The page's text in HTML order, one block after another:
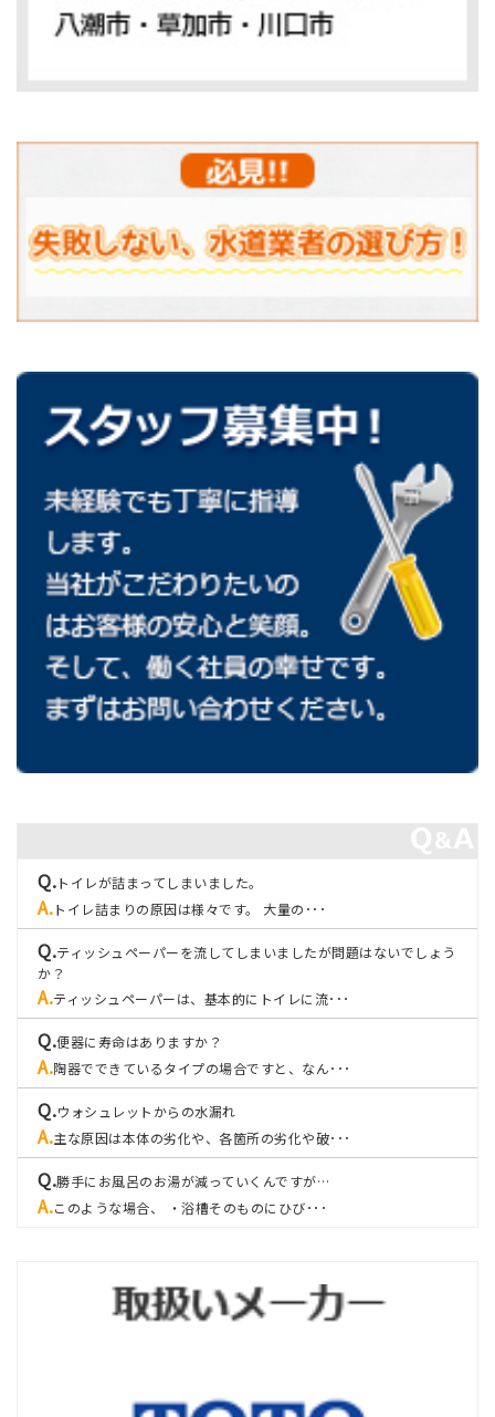
トイレが詰まってしまいました。
トイレ詰まりの原因は様々です。 大量の･･･
ティッシュペーパーを流してしまいましたが問題はないでしょう
か？
ティッシュペーパーは、基本的にトイレに流･･･
便器に寿命はありますか？
陶器でできているタイプの場合ですと、なん･･･
ウォシュレットからの水漏れ
主な原因は本体の劣化や、各箇所の劣化や破･･･
勝手にお風呂のお湯が減っていくんですが…
このような場合、 ・浴槽そのものにひび･･･